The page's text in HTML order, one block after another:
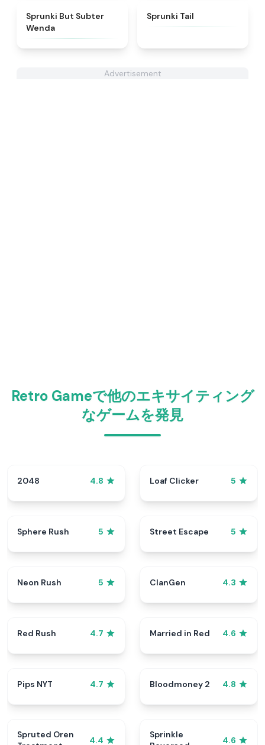
Sprunki But Subter
Wenda
Sprunki Tail
Advertisement
Retro Gameで他のエキサイティング
なゲームを発見
2048 4.8 Loaf Clicker 5
Sphere Rush 5 Street Escape 5
Neon Rush 5 ClanGen 4.3
Red Rush 4.7 Married in Red 4.6
Pips NYT 4.7 Bloodmoney 2 4.8
Spruted Oren
4.4
Sprinkle
4.6